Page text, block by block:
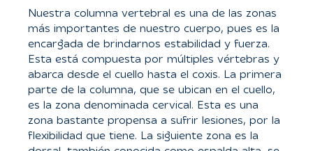
Nuestra columna vertebral es una de las zonas
más importantes de nuestro cuerpo, pues es la
encargada de brindarnos estabilidad y fuerza.
Esta está compuesta por múltiples vértebras y
abarca desde el cuello hasta el coxis. La primera
parte de la columna, que se ubican en el cuello,
es la zona denominada cervical. Esta es una
zona bastante propensa a sufrir lesiones, por la
flexibilidad que tiene. La siguiente zona es la